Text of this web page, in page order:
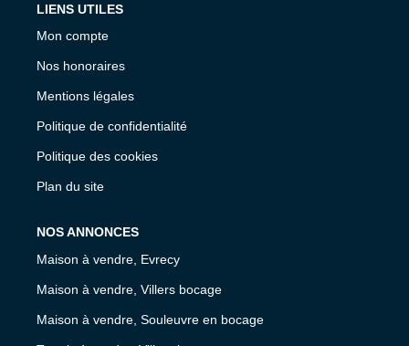
LIENS UTILES
Mon compte
Nos honoraires
Mentions légales
Politique de confidentialité
Politique des cookies
Plan du site
NOS ANNONCES
Maison à vendre, Evrecy
Maison à vendre, Villers bocage
Maison à vendre, Souleuvre en bocage